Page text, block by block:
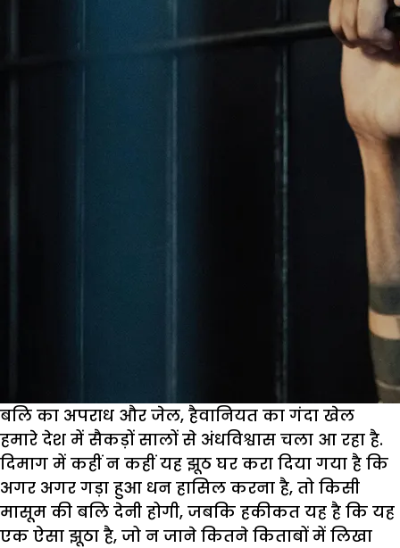
बलि का अपराध और जेल, हैवानियत का गंदा खेल
हमारे देश में सैकड़ों सालों से अंधविश्वास चला आ रहा है.
दिमाग में कहीं न कहीं यह झूठ घर करा दिया गया है कि
अगर अगर गड़ा हुआ धन हासिल करना है, तो किसी
मासूम की बलि देनी होगी, जबकि हकीकत यह है कि यह
एक ऐसा झूठा है, जो न जाने कितने किताबों में लिखा